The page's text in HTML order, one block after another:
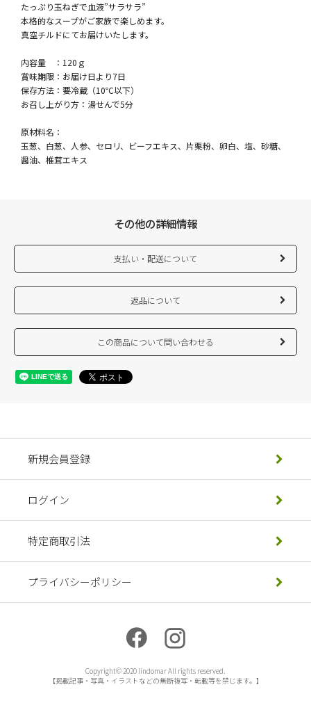
たっぷり玉ねぎで血液”サラサラ”
本格的なスープがご家族で楽しめます。
真空チルドにてお届けいたします。
内容量 ：120ｇ
賞味期限：お届け日より7日
保存方法：要冷蔵（10℃以下）
お召し上がり方：湯せんで5分
原材料名：
玉葱、白葱、人参、セロリ、ビーフエキス、片栗粉、卵白、塩、砂糖、
醤油、椎茸エキス
その他の詳細情報
支払い・配送について
返品について
この商品について問い合わせる
新規会員登録
ログイン
特定商取引法
プライバシーポリシー
Copyright© 2020 lindomar All rights reserved.
【掲載記事・写真・イラストなどの無断複写・転載等を禁じます。】